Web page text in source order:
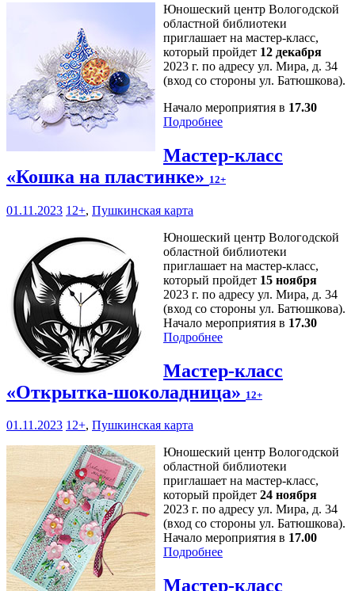
Юношеский центр Вологодской
областной библиотеки
приглашает на мастер-класс,
который пройдет 12 декабря
2023 г. по адресу ул. Мира, д. 34
(вход со стороны ул. Батюшкова).
Начало мероприятия в 17.30
Подробнее
Мастер-класс
«Кошка на пластинке» 12+
01.11.2023 12+, Пушкинская карта
Юношеский центр Вологодской
областной библиотеки
приглашает на мастер-класс,
который пройдет 15 ноября
2023 г. по адресу ул. Мира, д. 34
(вход со стороны ул. Батюшкова).
Начало мероприятия в 17.30
Подробнее
Мастер-класс
«Открытка-шоколадница» 12+
01.11.2023 12+, Пушкинская карта
Юношеский центр Вологодской
областной библиотеки
приглашает на мастер-класс,
который пройдет 24 ноября
2023 г. по адресу ул. Мира, д. 34
(вход со стороны ул. Батюшкова).
Начало мероприятия в 17.00
Подробнее
Мастер-класс